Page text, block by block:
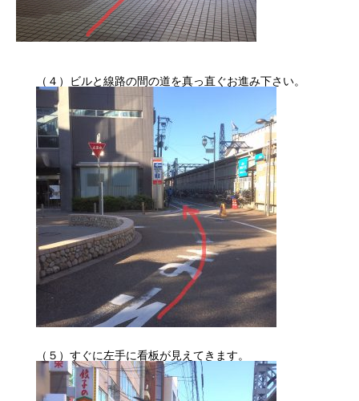
（４）ビルと線路の間の道を真っ直ぐお進み下さい。
（５）すぐに左手に看板が見えてきます。